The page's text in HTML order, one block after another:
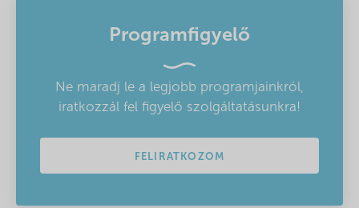
Programfigyelő
Ne maradj le a legjobb programjainkról,
iratkozzál fel figyelő szolgáltatásunkra!
FELIRATKOZOM